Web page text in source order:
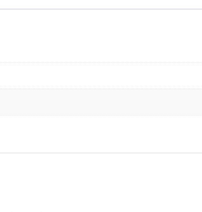
T
A
F